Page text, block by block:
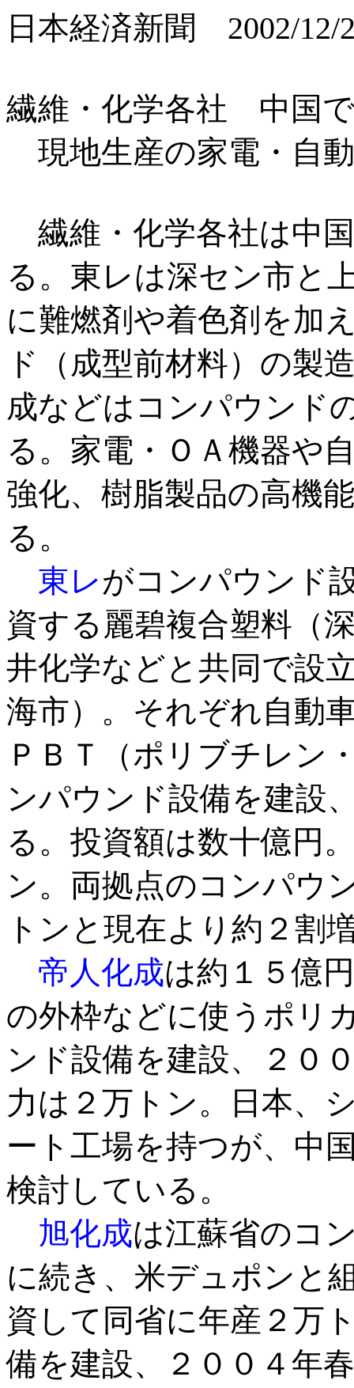
日本経済新聞 2002/12/
繊維・化学各社 中国
現地生産の家電・自
繊維・化学各社は中
る。東レは深セン市と
に難燃剤や着色剤を加
ド（成型前材料）の製
成などはコンパウンド
る。家電・ＯＡ機器や
強化、樹脂製品の高機
る。
東レがコンパウンド
資する麗碧複合塑料（
井化学などと共同で設
海市）。それぞれ自動
ＰＢＴ（ポリブチレン
ンパウンド設備を建設
る。投資額は数十億円
ン。両拠点のコンパウ
トンと現在より約２割
帝人化成は約１５億
の外枠などに使うポリ
ンド設備を建設、２０
力は２万トン。日本、
ート工場を持つが、中
検討している。
旭化成は江蘇省のコ
に続き、米デュポンと
資して同省に年産２万
備を建設、２００４